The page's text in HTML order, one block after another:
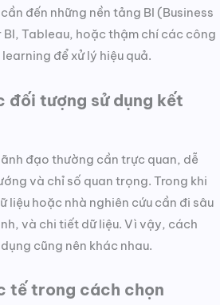
đến những nền tảng BI (Business
Tableau, hoặc thậm chí các công
để xử lý hiệu quả.
đối tượng sử dụng kết
đạo thường cần trực quan, dễ
và chỉ số quan trọng. Trong khi
liệu hoặc nhà nghiên cứu cần đi sâu
và chi tiết dữ liệu. Vì vậy, cách
cũng nên khác nhau.
tế trong cách chọn